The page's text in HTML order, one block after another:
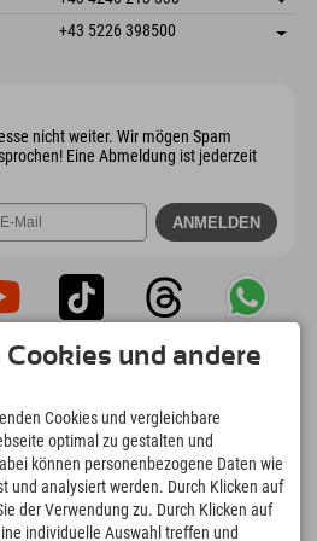
Buchen
Adresse speichern
+43 5226 398500
nicht weiter. Wir mögen Spam
Eine Abmeldung ist jederzeit
Mein
uvm. Jetzt
und andere
Cookies und vergleichbare
optimal zu gestalten und
können personenbezogene Daten wie
und analysiert werden. Durch Klicken auf
der Verwendung zu. Durch Klicken auf
individuelle Auswahl treffen und